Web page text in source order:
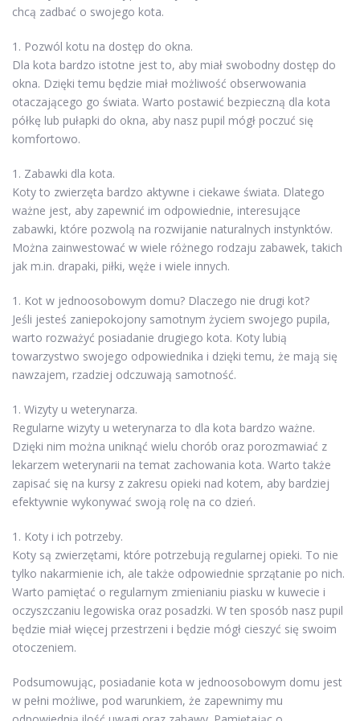
chcą zadbać o swojego kota.
1. Pozwól kotu na dostęp do okna.
Dla kota bardzo istotne jest to, aby miał swobodny dostęp do
okna. Dzięki temu będzie miał możliwość obserwowania
otaczającego go świata. Warto postawić bezpieczną dla kota
półkę lub pułapki do okna, aby nasz pupil mógł poczuć się
komfortowo.
1. Zabawki dla kota.
Koty to zwierzęta bardzo aktywne i ciekawe świata. Dlatego
ważne jest, aby zapewnić im odpowiednie, interesujące
zabawki, które pozwolą na rozwijanie naturalnych instynktów.
Można zainwestować w wiele różnego rodzaju zabawek, takich
jak m.in. drapaki, piłki, węże i wiele innych.
1. Kot w jednoosobowym domu? Dlaczego nie drugi kot?
Jeśli jesteś zaniepokojony samotnym życiem swojego pupila,
warto rozważyć posiadanie drugiego kota. Koty lubią
towarzystwo swojego odpowiednika i dzięki temu, że mają się
nawzajem, rzadziej odczuwają samotność.
1. Wizyty u weterynarza.
Regularne wizyty u weterynarza to dla kota bardzo ważne.
Dzięki nim można uniknąć wielu chorób oraz porozmawiać z
lekarzem weterynarii na temat zachowania kota. Warto także
zapisać się na kursy z zakresu opieki nad kotem, aby bardziej
efektywnie wykonywać swoją rolę na co dzień.
1. Koty i ich potrzeby.
Koty są zwierzętami, które potrzebują regularnej opieki. To nie
tylko nakarmienie ich, ale także odpowiednie sprzątanie po nich.
Warto pamiętać o regularnym zmienianiu piasku w kuwecie i
oczyszczaniu legowiska oraz posadzki. W ten sposób nasz pupil
będzie miał więcej przestrzeni i będzie mógł cieszyć się swoim
otoczeniem.
Podsumowując, posiadanie kota w jednoosobowym domu jest
w pełni możliwe, pod warunkiem, że zapewnimy mu